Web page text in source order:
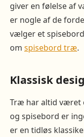
giver en følelse af
er nogle af de
vælger et
om spisebord træ.
Klassisk
Træ har altid været
og spisebord er
er en tidløs